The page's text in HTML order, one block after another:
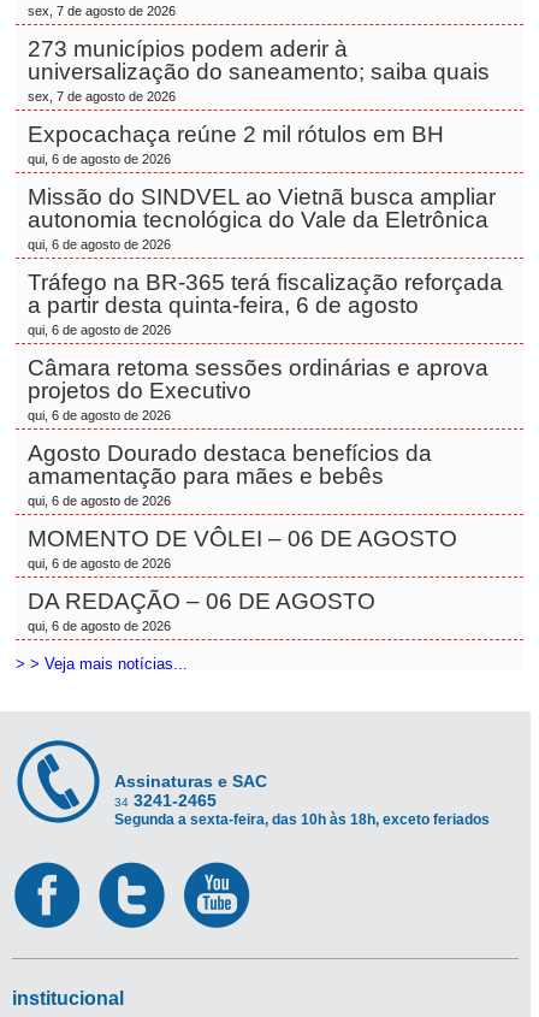
sex, 7 de agosto de 2026
273 municípios podem aderir à
universalização do saneamento; saiba quais
sex, 7 de agosto de 2026
Expocachaça reúne 2 mil rótulos em BH
qui, 6 de agosto de 2026
Missão do SINDVEL ao Vietnã busca ampliar
autonomia tecnológica do Vale da Eletrônica
qui, 6 de agosto de 2026
Tráfego na BR-365 terá fiscalização reforçada
a partir desta quinta-feira, 6 de agosto
qui, 6 de agosto de 2026
Câmara retoma sessões ordinárias e aprova
projetos do Executivo
qui, 6 de agosto de 2026
Agosto Dourado destaca benefícios da
amamentação para mães e bebês
qui, 6 de agosto de 2026
MOMENTO DE VÔLEI – 06 DE AGOSTO
qui, 6 de agosto de 2026
DA REDAÇÃO – 06 DE AGOSTO
qui, 6 de agosto de 2026
> > Veja mais notícias...
Assinaturas e SAC
34 3241-2465
Segunda a sexta-feira, das 10h às 18h, exceto feriados
institucional